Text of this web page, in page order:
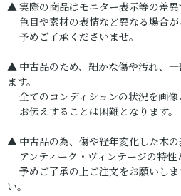
▲ 実際の商品はモニター表示等の差異
色目や素材の表情など異なる場合が
予めご了承くださいませ。
▲ 中古品のため、細かな傷や汚れ、
ます。
全てのコンディションの状況を画像
お伝えすることは困難となります。
▲ 中古品の為、傷や経年変化した木の
アンティーク・ヴィンテージの特性
予めご了承の上ご注文をお願いしま
い。